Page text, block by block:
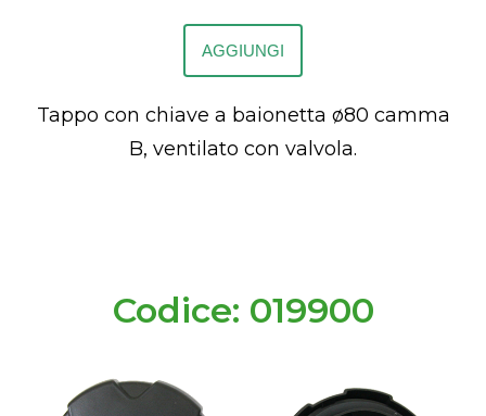
AGGIUNGI
Tappo con chiave a baionetta ø80 camma
B, ventilato con valvola.
Codice: 019900